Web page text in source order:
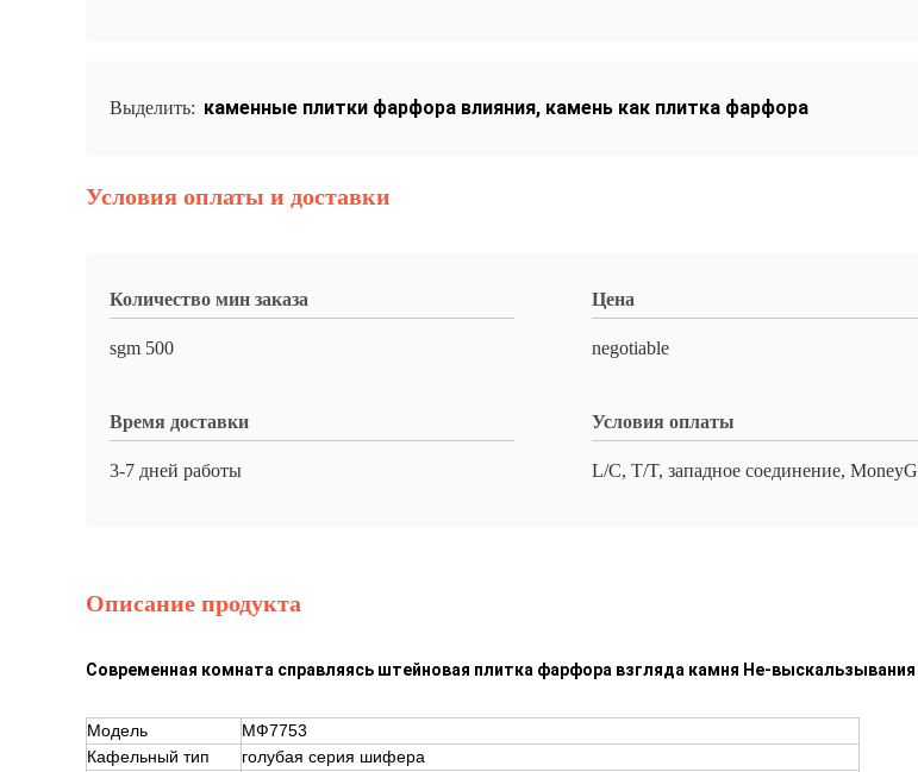
Выделить: каменные плитки фарфора влияния, камень как плитка фарфора
Условия оплаты и доставки
Количество мин заказа
sgm 500
Цена
negotiable
Время доставки
3-7 дней работы
Условия оплаты
L/C, T/T, западное соединение,
Описание продукта
Современная комната справляясь штейновая плитка фарфора взгляда камня Не-
Модель
МФ7753
Кафельный тип
голубая серия шифера